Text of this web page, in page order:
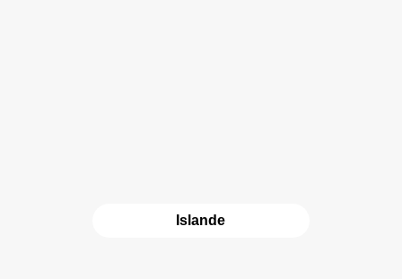
Islande